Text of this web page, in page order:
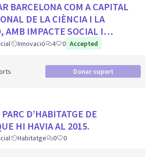
BARCELONA COM A CAPITAL
DE LA CIÈNCIA I LA
AMB IMPACTE SOCIAL I
CIUTADÀ
Innovació 4 0 Accepted
Donar suport
D’HABITATGE DE
HI HAVIA AL 2015.
Habitatge 0 0